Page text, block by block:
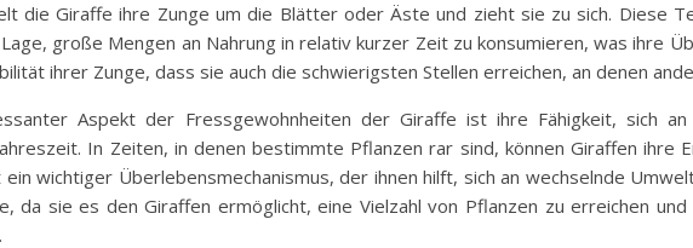
die Giraffe ihre Zunge um die Blätter oder Äste und zieht sie zu sich. Diese
große Mengen an Nahrung in relativ kurzer Zeit zu konsumieren, was ihre
ihrer Zunge, dass sie auch die schwierigsten Stellen erreichen, an denen
Aspekt der Fressgewohnheiten der Giraffe ist ihre Fähigkeit, sich an
In Zeiten, in denen bestimmte Pflanzen rar sind, können Giraffen ihre
wichtiger Überlebensmechanismus, der ihnen hilft, sich an wechselnde
da sie es den Giraffen ermöglicht, eine Vielzahl von Pflanzen zu erreichen